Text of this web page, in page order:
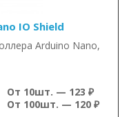
IO Shield
Arduino Nano,
От 10шт. — 123 ₽
От 100шт. — 120 ₽